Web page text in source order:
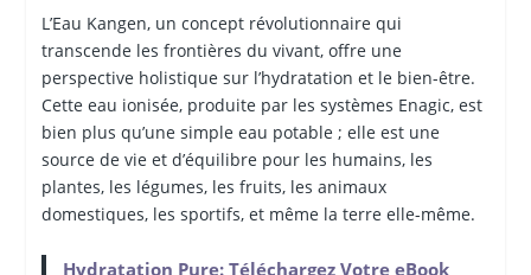
L’Eau Kangen, un concept révolutionnaire qui
transcende les frontières du vivant, offre une
perspective holistique sur l’hydratation et le bien-être.
Cette eau ionisée, produite par les systèmes Enagic, est
bien plus qu’une simple eau potable ; elle est une
source de vie et d’équilibre pour les humains, les
plantes, les légumes, les fruits, les animaux
domestiques, les sportifs, et même la terre elle-même.
Hydratation Pure: Téléchargez Votre eBook